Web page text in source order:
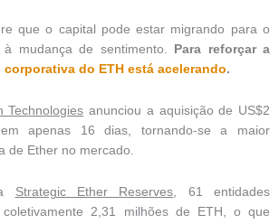
que o capital pode estar migrando para o
mudança de sentimento.
Para reforçar a
corporativa do ETH está acelerando.
Technologies anunciou a aquisição de US$2
apenas 16 dias, tornando-se a maior
de Ether no mercado.
Strategic Ether Reserves, 61 entidades
coletivamente 2,31 milhões de ETH, o que